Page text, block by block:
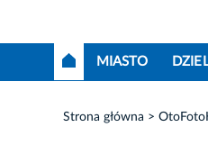
MIASTO
Strona główna